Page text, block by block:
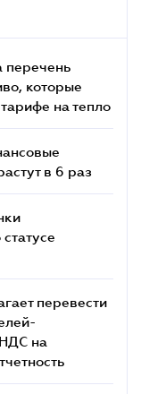
перечень
которые
на тепло
в 6 раз
перевести
на